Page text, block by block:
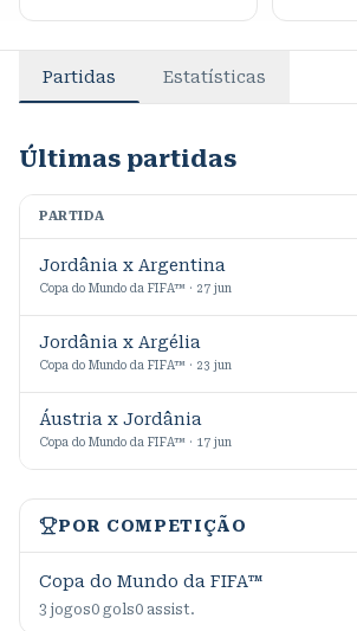
Partidas Estatísticas
Últimas partidas
PARTIDA
Jordânia x Argentina
Copa do Mundo da FIFA™ · 27 jun
Jordânia x Argélia
Copa do Mundo da FIFA™ · 23 jun
Áustria x Jordânia
Copa do Mundo da FIFA™ · 17 jun
POR COMPETIÇÃO
Copa do Mundo da FIFA™
3 jogos0 gols0 assist.